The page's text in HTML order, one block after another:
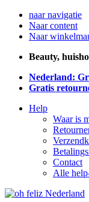
naar navigatie
Naar content
Naar
Beauty,
Nederland:
Gratis
Help
Waar is
Contact
Alle